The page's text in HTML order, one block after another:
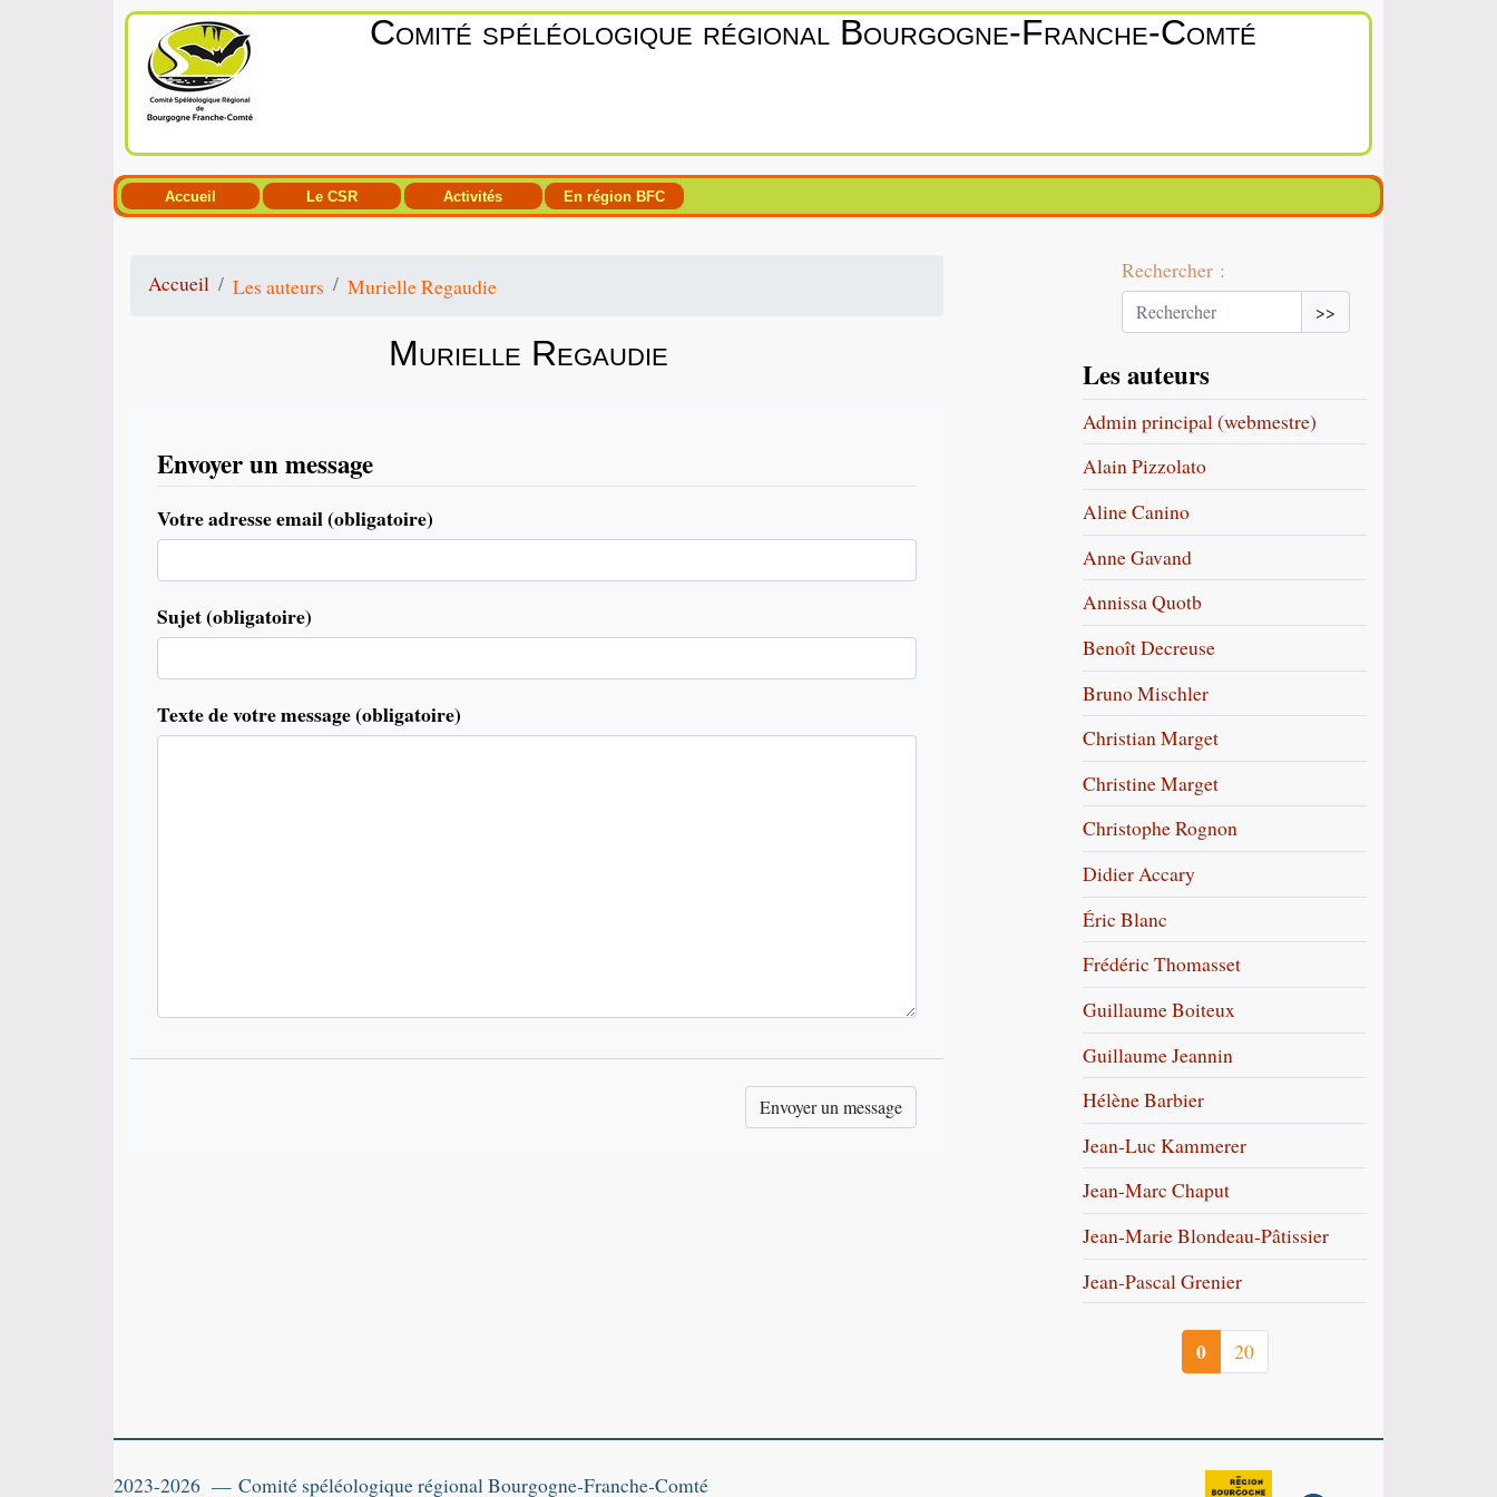
Comité spéléologique régional Bourgogne‑Franche‑Comté
Accueil Le CSR Activités En région BFC
Accueil Les auteurs Murielle Regaudie
Murielle Regaudie
Envoyer un message
Votre adresse email (obligatoire)
Sujet (obligatoire)
Texte de votre message (obligatoire)
Rechercher :
>>
Les auteurs
Admin principal (webmestre)
Alain Pizzolato
Aline Canino
Anne Gavand
Annissa Quotb
Benoît Decreuse
Bruno Mischler
Christian Marget
Christine Marget
Christophe Rognon
Didier Accary
Éric Blanc
Frédéric Thomasset
Guillaume Boiteux
Guillaume Jeannin
Hélène Barbier
Jean-Luc Kammerer
Jean-Marc Chaput
Jean-Marie Blondeau-Pâtissier
Jean-Pascal Grenier
0 20
2023-2026 — Comité spéléologique régional Bourgogne‑Franche‑Comté